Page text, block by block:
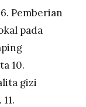
Pemberian
pada
10.
gizi